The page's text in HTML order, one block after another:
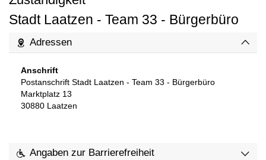
Stadt Laatzen - Team 33 - Bürgerbüro
Adressen
Anschrift
Postanschrift Stadt Laatzen - Team 33 - Bürgerbüro
Marktplatz 13
30880 Laatzen
Angaben zur Barrierefreiheit